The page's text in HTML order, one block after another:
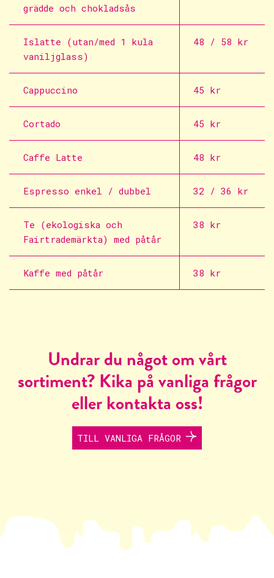
grädde och chokladsås
Islatte (utan/med 1 kula
vaniljglass)
48 / 58 kr
Cappuccino 45 kr
Cortado 45 kr
Caffe Latte 48 kr
Espresso enkel / dubbel 32 / 36 kr
Te (ekologiska och
Fairtrademärkta) med påtår
38 kr
Kaffe med påtår 38 kr
Undrar du något om vårt
sortiment? Kika på vanliga frågor
eller kontakta oss!
TILL VANLIGA FRÅGOR